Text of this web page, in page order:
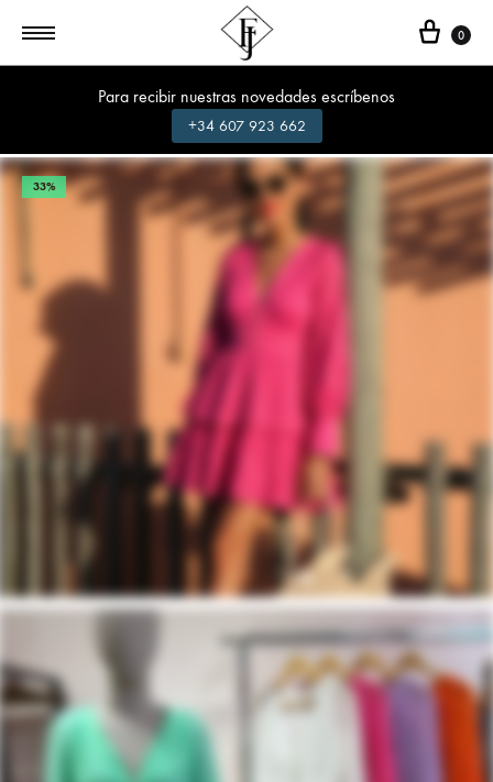
Para recibir nuestras novedades escríbenos
+34 607 923 662
Cesta
0
33%